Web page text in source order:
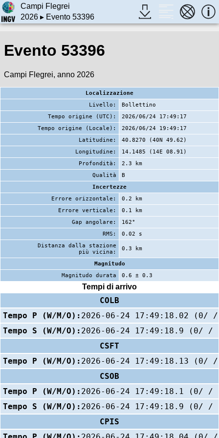
Campi Flegrei
2026▸ Evento 53396
Evento 53396
Campi Flegrei, anno 2026
Localizzazione
Livello:
Bollettino
Tempo origine (UTC):
2026/06/24 17:49:17
Tempo origine (Locale):
2026/06/24 19:49:17
Latitudine:
40.8270 (40N 49.62)
Longitudine:
14.1485 (14E 08.91)
Profondità:
2.3 km
Qualità
B
Incertezze
Errore orizzontale:
0.2 km
Errore verticale:
0.1 km
Gap angolare:
162°
RMS:
0.02 s
Distanza dalla stazione
più vicina:
0.3 km
Magnitudo
Magnitudo durata
0.6 ± 0.3
Tempi di arrivo
COLB
Tempo P (W/M/O): 2026-06-24 17:49:18.02 (0/
Tempo S (W/M/O): 2026-06-24 17:49:18.9 (0/ /
CSFT
Tempo P (W/M/O): 2026-06-24 17:49:18.13 (0/
CSOB
Tempo P (W/M/O): 2026-06-24 17:49:18.1 (0/ /
Tempo S (W/M/O): 2026-06-24 17:49:18.9 (0/ /
CPIS